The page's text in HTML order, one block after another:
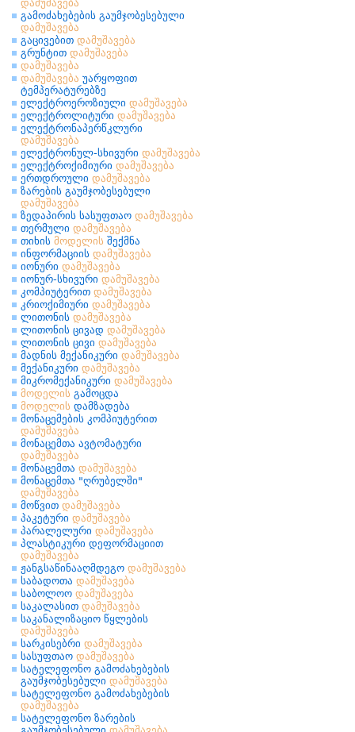
დამუშავება
გამოძახებების გაუმჯობესებული
დამუშავება
გაცივებით დამუშავება
გრუნტით დამუშავება
დამუშავება
დამუშავება უარყოფით
ტემპერატურებზე
ელექტროეროზიული დამუშავება
ელექტროლიტური დამუშავება
ელექტრონაპერწკლური
დამუშავება
ელექტრონულ-სხივური დამუშავება
ელექტროქიმიური დამუშავება
ერთდროული დამუშავება
ზარების გაუმჯობესებული
დამუშავება
ზედაპირის სასუფთაო დამუშავება
თერმული დამუშავება
თიხის მოდელის შექმნა
ინფორმაციის დამუშავება
იონური დამუშავება
იონურ-სხივური დამუშავება
კომპიუტერით დამუშავება
კრიოქიმიური დამუშავება
ლითონის დამუშავება
ლითონის ცივად დამუშავება
ლითონის ცივი დამუშავება
მადნის მექანიკური დამუშავება
მექანიკური დამუშავება
მიკრომექანიკური დამუშავება
მოდელის გამოცდა
მოდელის დამზადება
მონაცემების კომპიუტერით
დამუშავება
მონაცემთა ავტომატური
დამუშავება
მონაცემთა დამუშავება
მონაცემთა "ღრუბელში"
დამუშავება
მოწვით დამუშავება
პაკეტური დამუშავება
პარალელური დამუშავება
პლასტიკური დეფორმაციით
დამუშავება
ჟანგსაწინააღმდეგო დამუშავება
საბადოთა დამუშავება
საბოლოო დამუშავება
საკალასით დამუშავება
საკანალიზაციო წყლების
დამუშავება
სარკისებრი დამუშავება
სასუფთაო დამუშავება
სატელეფონო გამოძახებების
გაუმჯობესებული დამუშავება
სატელეფონო გამოძახებების
დამუშავება
სატელეფონო ზარების